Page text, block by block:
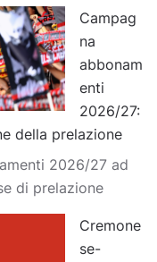
Campag
na
abbonam
enti
2026/27:
della prelazione
2026/27 ad
di prelazione
Cremone
se-